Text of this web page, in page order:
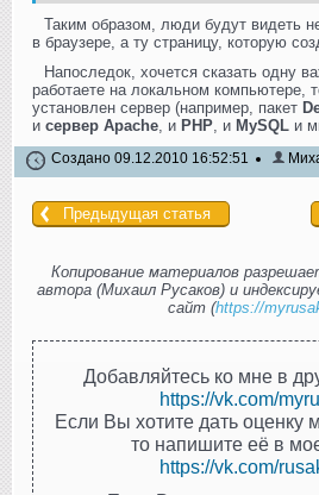
Таким образом, люди будут видеть
в браузере, а ту страницу, которую
Напоследок, хочется сказать одну
работаете на локальном компьютере,
установлен сервер (например, пакет
и сервер Apache, и PHP, и MySQL и
Создано 09.12.2010 16:52:51
Предыдущая статья
Копирование материалов
автора (Михаил Русаков) и
сайт (https://
Добавляйтесь ко мне в
https://vk.com/
Если Вы хотите дать оценку
то напишите её в
https://vk.com/